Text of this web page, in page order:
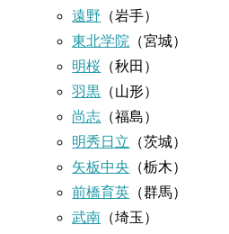
遠野 （岩手）
東北学院 （宮城）
明桜 （秋田）
羽黒 （山形）
尚志 （福島）
明秀日立 （茨城）
矢板中央 （栃木）
前橋育英 （群馬）
武南 （埼玉）